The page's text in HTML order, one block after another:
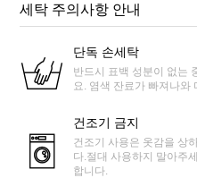
세탁 주의사항 안내
단독 손세탁
반드시 표백 성분이 없는
요. 염색 잔료가 빠져나와
건조기 금지
건조기 사용은 옷감을 상
다.절대 사용하지 말아주
합니다.